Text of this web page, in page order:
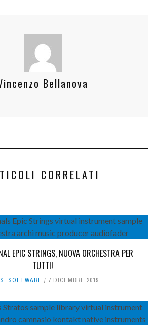
Bellanova
CORRELATI
EPIC STRINGS, NUOVA ORCHESTRA PER
TUTTI!
, SOFTWARE 7 DICEMBRE 2019